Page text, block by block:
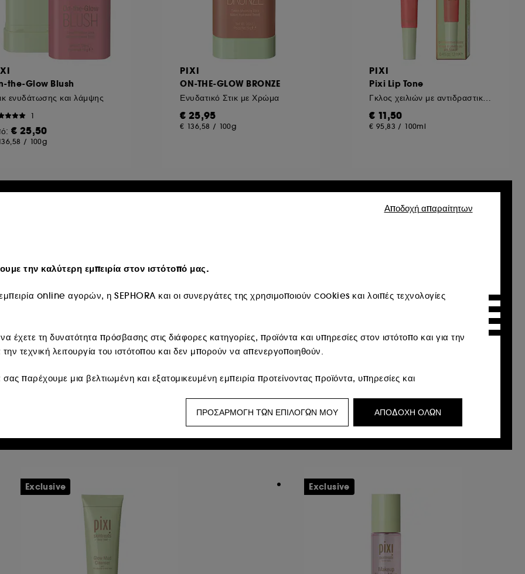
the-Glow Blush
ενυδάτωσης και λάμψης
1
€ 25,50
/ 100g
PIXI
ON-THE-GLOW BRONZE
Ενυδατικό Στικ με Χρώμα
€ 25,95
€ 136,58 / 100g
PIXI
Pixi Lip Tone
Γκλος χειλιών με αντιδραστικό pH
€ 11,50
€ 95,83 / 100ml
στικ highlighter
PIXI
Ενυδατικό μέικ απ
€ 27,95
€ 147,11 /100g
Multi-Use Moisture Stick
€ 25,50
€ 134,21 / 100g
Exclusive
Exclusive Exclusive
την καλύτερη εμπειρία στον ιστότοπό μας.
online αγορών, η SEPHORA και οι συνεργάτες της χρησιμοποιούν cookies και λοιπές τεχνολογίες
έχετε τη δυνατότητα πρόσβασης στις διάφορες κατηγορίες, προϊόντα και υπηρεσίες στον ιστότοπο και για την
τεχνική λειτουργία του ιστότοπου και δεν μπορούν να απενεργοποιηθούν.
παρέχουμε μια βελτιωμένη και εξατομικευμένη εμπειρία προτείνοντας προϊόντα, υπηρεσίες και
σας και να σας παρέχουμε προωθητικές προσφορές προσαρμοσμένες στο προφίλ σας.
την απόδοσή του.
μας επιτρέπουν να αποτρέψουμε την απάτη πληρωμών και την κλοπή ταυτότητας.
ιχνηλατών απαιτεί τη συγκατάθεσή σας. Μπορείτε να προσαρμόσετε τις επιλογές σας σχετικά με
το κουμπί "Προσαρμογή των επιλογών μου" παρακάτω ή να επιλέξετε "Αποδοχή όλων" ή "Απόρριψη
ΑΠΟΔΟΧΗ ΟΛΩΝ
Αποδοχή απαραίτητων
ΠΡΟΣΑΡΜΟΓΗ ΤΩΝ ΕΠΙΛΟΓΩΝ ΜΟΥ